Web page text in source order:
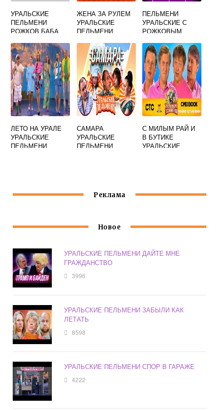
УРАЛЬСКИЕ
ПЕЛЬМЕНИ
РОЖКОВ БАБА
ЖЕНА ЗА РУЛЕМ
УРАЛЬСКИЕ
ПЕЛЬМЕНИ
ПЕЛЬМЕНИ
УРАЛЬСКИЕ С
РОЖКОВЫМ
ЛЕТО НА УРАЛЕ
УРАЛЬСКИЕ
ПЕЛЬМЕНИ
САМАРА
УРАЛЬСКИЕ
ПЕЛЬМЕНИ
С МИЛЫМ РАЙ И
В БУТИКЕ
УРАЛЬСКИЕ
Реклама
Новое
УРАЛЬСКИЕ ПЕЛЬМЕНИ ДАЙТЕ МНЕ
ГРАЖДАНСТВО
3996
УРАЛЬСКИЕ ПЕЛЬМЕНИ ЗАБЫЛИ КАК
ЛЕТАТЬ
8598
УРАЛЬСКИЕ ПЕЛЬМЕНИ СПОР В ГАРАЖЕ
4222